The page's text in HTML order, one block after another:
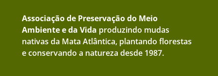
Associação de Preservação do Meio
Ambiente e da Vida produzindo mudas
nativas da Mata Atlântica, plantando florestas
e conservando a natureza desde 1987.